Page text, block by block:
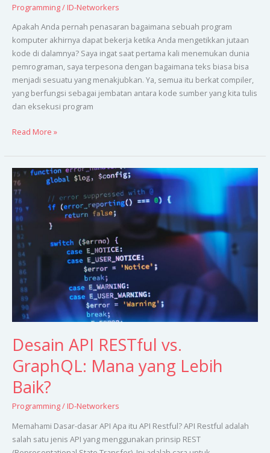
Programming/ ID-Networkers
Apakah Anda pernah penasaran bagaimana sebuah program
komputer akhirnya dapat bekerja ketika Anda mengetikkan jutaan
kode di dalamnya? Saya ingat saat pertama kali menemukan dunia
pemrograman, saya terpesona dengan bagaimana teks biasa bisa
menjadi sesuatu yang menakjubkan. Ya, semua itu berkat compiler,
yang berfungsi sebagai jembatan antara kode sumber yang kita tulis
dan eksekusi program
Read More »
Desain API RESTful vs.
GraphQL: Mana yang Lebih
Baik?
Programming/ ID-Networkers
Memahami Dasar-dasar API Apa itu API Restful? API Restful adalah
salah satu jenis API yang menggunakan prinsip REST
Desain
API
RESTful
vs.
GraphQL:
Mana
yang
Lebih
Baik?